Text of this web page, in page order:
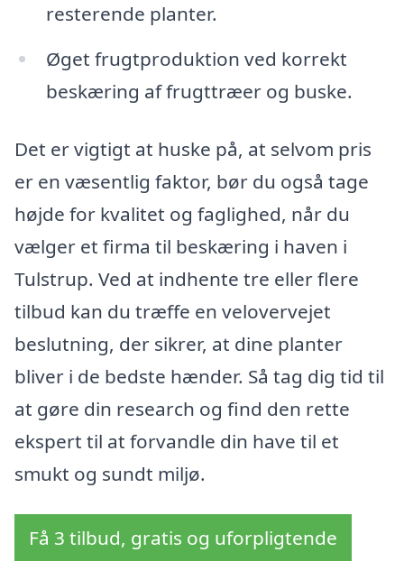
resterende planter.
Øget frugtproduktion ved korrekt
beskæring af frugttræer og buske.
Det er vigtigt at huske på, at selvom pris
er en væsentlig faktor, bør du også tage
højde for kvalitet og faglighed, når du
vælger et firma til beskæring i haven i
Tulstrup. Ved at indhente tre eller flere
tilbud kan du træffe en velovervejet
beslutning, der sikrer, at dine planter
bliver i de bedste hænder. Så tag dig tid til
at gøre din research og find den rette
ekspert til at forvandle din have til et
smukt og sundt miljø.
Få 3 tilbud, gratis og uforpligtende